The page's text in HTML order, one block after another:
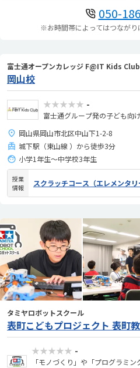
050-
※お時間帯によってはつながり
富士通オープンカレッジ F@IT Kids
岡山校
★★★★★ -
富士通グループ発の子ども向
岡山県岡山市北区中山下1-2-8
城下駅（東山線 ）から徒歩3分
小学1年生〜中学校3年生
授業
情報
スクラッチコース（エレメンタリ
タミヤロボットスクール
表町こどもプロジェクト 表町
★★★★★ -
「モノづくり」や「プログラミ